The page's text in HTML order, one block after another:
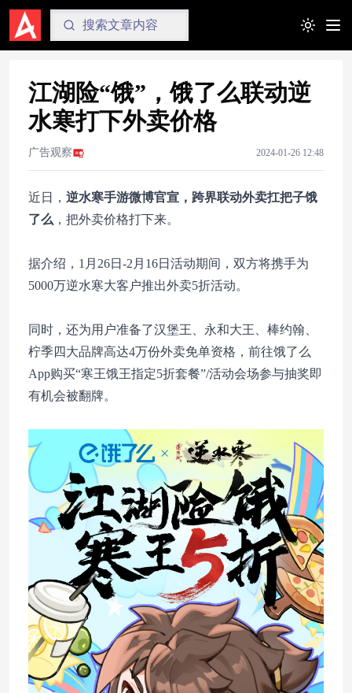
Toggle
江湖险“饿”，饿了么联动逆
水寒打下外卖价格
广告观察 2024-01-26 12:48
近日， 逆水寒手游微博官宣，跨界联动外卖扛把子饿
了么 ，把外卖价格打下来。
据介绍，1月26日-2月16日活动期间，双方将携手为
5000万逆水寒大客户推出外卖5折活动。
同时，还为用户准备了汉堡王、永和大王、棒约翰、
柠季四大品牌高达4万份外卖免单资格，前往饿了么
App购买“寒王饿王指定5折套餐”/活动会场参与抽奖即
有机会被翻牌。